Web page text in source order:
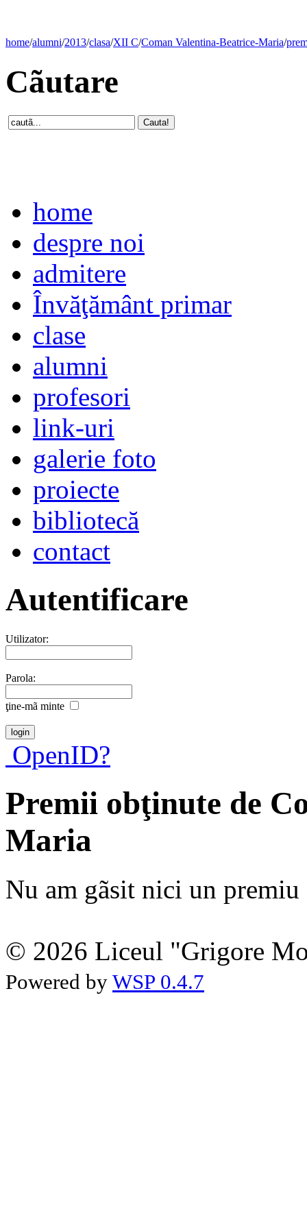
home/alumni/2013/clasa/XII C/Coman Valentina-Beatrice-Maria/
Cãutare
home
despre noi
admitere
Învăţământ primar
clase
alumni
profesori
link-uri
galerie foto
proiecte
bibliotecă
contact
Autentificare
Utilizator:
Parola:
ţine-mã minte
OpenID?
Premii obţinute de
Maria
Nu am gãsit nici un premiu
© 2026 Liceul "Grigore
Powered by WSP 0.4.7